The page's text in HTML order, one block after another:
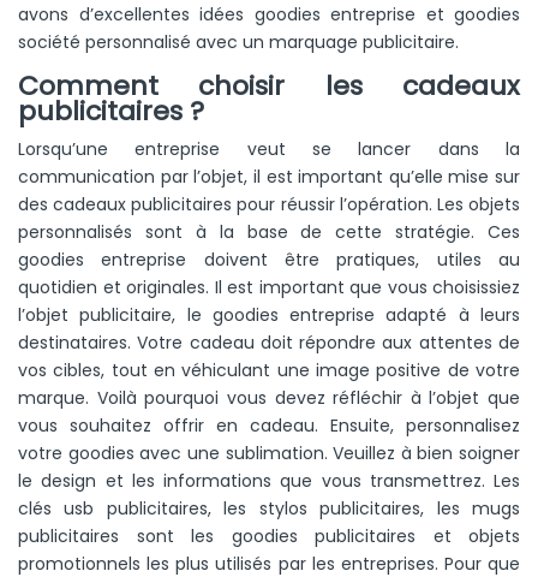
avons d’excellentes idées goodies entreprise et goodies
société personnalisé avec un marquage publicitaire.
Comment choisir les cadeaux
publicitaires ?
Lorsqu’une entreprise veut se lancer dans la
communication par l’objet, il est important qu’elle mise sur
des cadeaux publicitaires pour réussir l’opération. Les objets
personnalisés sont à la base de cette stratégie. Ces
goodies entreprise doivent être pratiques, utiles au
quotidien et originales. Il est important que vous choisissiez
l’objet publicitaire, le goodies entreprise adapté à leurs
destinataires. Votre cadeau doit répondre aux attentes de
vos cibles, tout en véhiculant une image positive de votre
marque. Voilà pourquoi vous devez réfléchir à l’objet que
vous souhaitez offrir en cadeau. Ensuite, personnalisez
votre goodies avec une sublimation. Veuillez à bien soigner
le design et les informations que vous transmettrez. Les
clés usb publicitaires, les stylos publicitaires, les mugs
publicitaires sont les goodies publicitaires et objets
promotionnels les plus utilisés par les entreprises. Pour que